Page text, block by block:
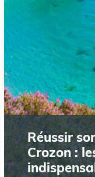
Réussir
Crozon :